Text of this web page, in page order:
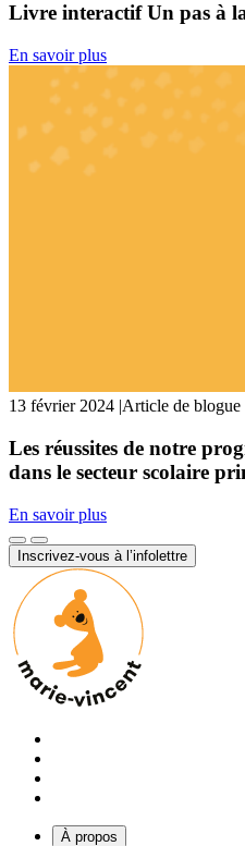
Livre interactif Un pas à
En savoir plus
13 février 2024 |Article de blogue
Les réussites de notre
dans le secteur scolaire
En savoir plus
Inscrivez-vous à l’infolettre
À propos